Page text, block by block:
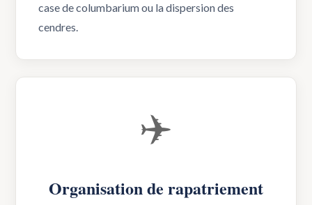
case de columbarium ou la dispersion des
cendres.
✈️
Organisation de rapatriement